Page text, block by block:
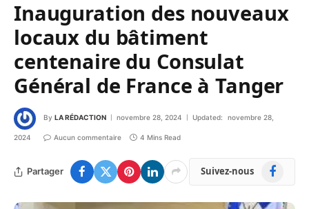
Inauguration des nouveaux
locaux du bâtiment
centenaire du Consulat
Général de France à Tanger
By LA RÉDACTION novembre 28, 2024 Updated: novembre 28,
2024 Aucun commentaire 4 Mins Read
Partager Suivez-nous Facebook